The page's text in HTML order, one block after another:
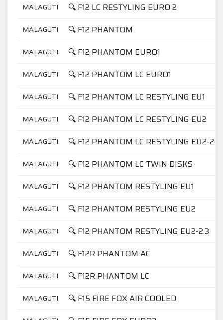
MALAGUTI 🔍 F12 LC RESTYLING EURO 2
MALAGUTI 🔍 F12 PHANTOM
MALAGUTI 🔍 F12 PHANTOM EURO1
MALAGUTI 🔍 F12 PHANTOM LC EURO1
MALAGUTI 🔍 F12 PHANTOM LC RESTYLING EU1
MALAGUTI 🔍 F12 PHANTOM LC RESTYLING EU2
MALAGUTI 🔍 F12 PHANTOM LC RESTYLING EU2-2.3
MALAGUTI 🔍 F12 PHANTOM LC TWIN DISKS
MALAGUTI 🔍 F12 PHANTOM RESTYLING EU1
MALAGUTI 🔍 F12 PHANTOM RESTYLING EU2
MALAGUTI 🔍 F12 PHANTOM RESTYLING EU2-2.3
MALAGUTI 🔍 F12R PHANTOM AC
MALAGUTI 🔍 F12R PHANTOM LC
MALAGUTI 🔍 F15 FIRE FOX AIR COOLED